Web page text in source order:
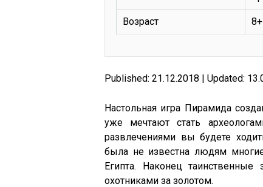
Возраст 8+
Published: 21.12.2018 | Updated:
Настольная игра Пирамида
уже мечтают стать
развлечениями вы будете
была не известна людям
Египта. Наконец
охотниками за золотом.